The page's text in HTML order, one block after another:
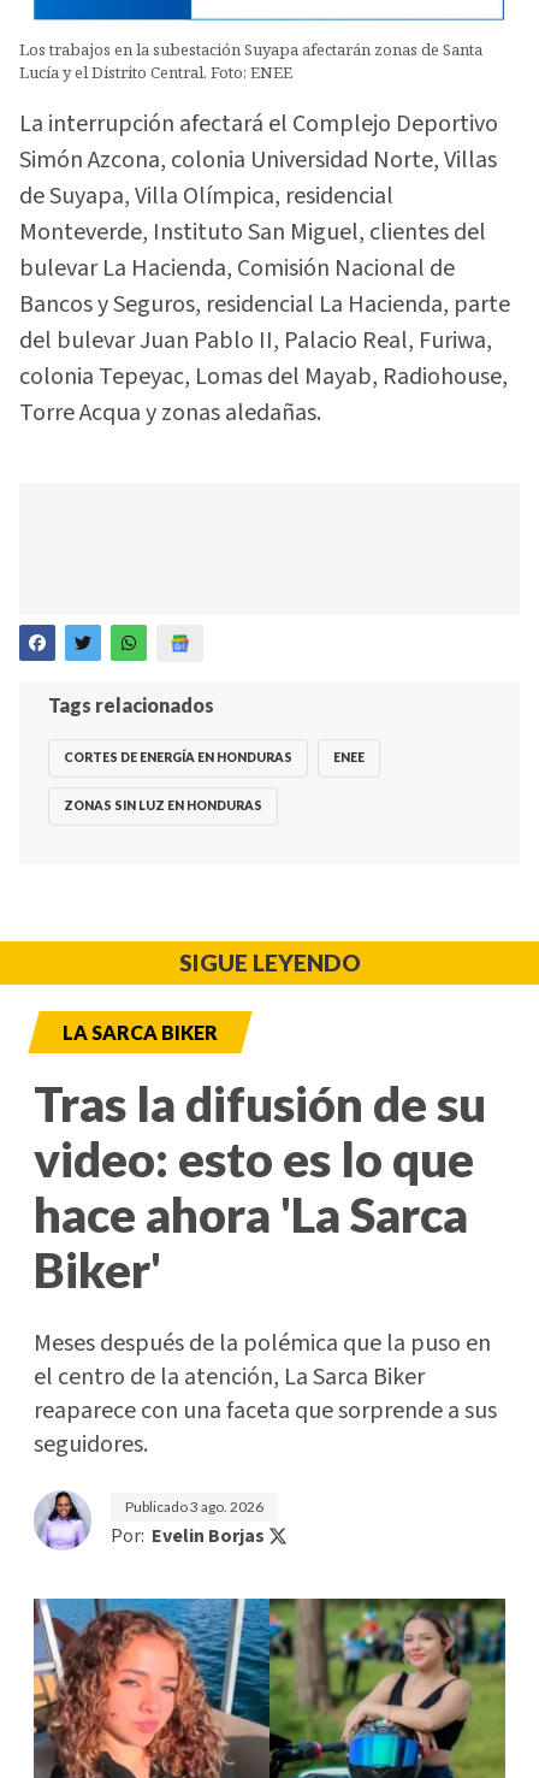
Los trabajos en la subestación Suyapa afectarán zonas de Santa
Lucía y el Distrito Central. Foto: ENEE
La interrupción afectará el Complejo Deportivo
Simón Azcona, colonia Universidad Norte, Villas
de Suyapa, Villa Olímpica, residencial
Monteverde, Instituto San Miguel, clientes del
bulevar La Hacienda, Comisión Nacional de
Bancos y Seguros, residencial La Hacienda, parte
del bulevar Juan Pablo II, Palacio Real, Furiwa,
colonia Tepeyac, Lomas del Mayab, Radiohouse,
Torre Acqua y zonas aledañas.
Tags relacionados
CORTES DE ENERGÍA EN HONDURAS ENEE
ZONAS SIN LUZ EN HONDURAS
SIGUE LEYENDO
LA SARCA BIKER
Tras la difusión de su
video: esto es lo que
hace ahora 'La Sarca
Biker'
Meses después de la polémica que la puso en
el centro de la atención, La Sarca Biker
reaparece con una faceta que sorprende a sus
seguidores.
Publicado3 ago. 2026
Por: Evelin Borjas